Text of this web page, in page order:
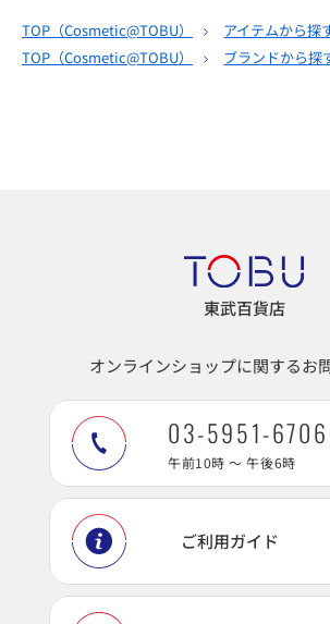
TOP（Cosmetic@TOBU） アイテムから探
TOP（Cosmetic@TOBU） ブランドから探
東武百貨店
オンラインショップに関するお
03-5951-6706
午前10時 ～ 午後6時
ご利用ガイド